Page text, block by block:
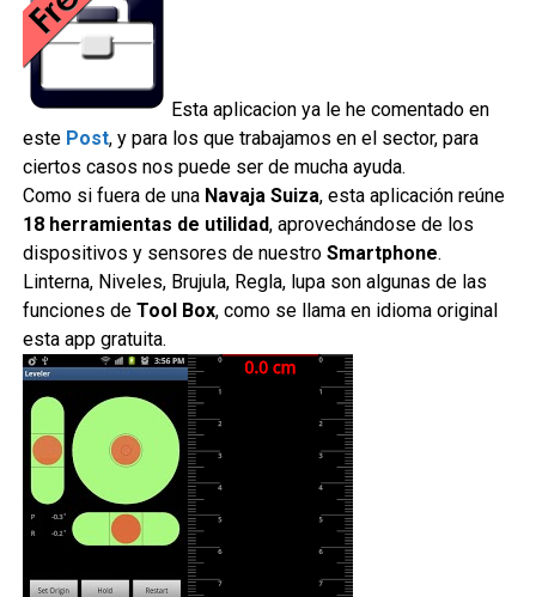
Esta aplicacion ya le he comentado en
este Post, y para los que trabajamos en el sector, para
ciertos casos nos puede ser de mucha ayuda.
Como si fuera de una Navaja Suiza, esta aplicación reúne
18 herramientas de utilidad, aprovechándose de los
dispositivos y sensores de nuestro Smartphone.
Linterna, Niveles, Brujula, Regla, lupa son algunas de las
funciones de ToolBox, como se llama en idioma original
esta app gratuita.